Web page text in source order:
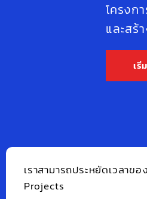
โครงก
และสร้
เริ่
องฉันเติบโตโดยการใช้ความสา
ราอย่างเป็นระบบและเป็นขั้นตอน